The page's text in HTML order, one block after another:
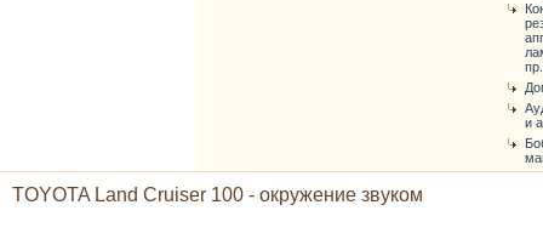
и
TOYOTA Land Cruiser 100 - окружение звуком